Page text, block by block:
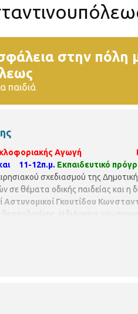
στην πόλη
παιδιά
Κυκλοφοριακής Αγωγή
11-12π.μ. Εκπαιδευτικό
σχεδιασμού της
σε θέματα οδικής παιδείας και
Αστυνομικοί Γκουτίδου
θεσσαλονίκης. Η διάρκεια του